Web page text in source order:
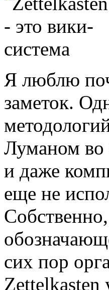
Я люблю
заметок.
Луманом во
и даже
еще не
сих пор
Zettelkasten